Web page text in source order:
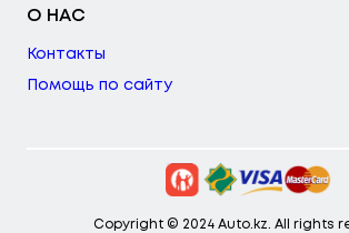
О НАС
Контакты
Помощь по сайту
Copyright © 2024 Auto.kz. All rights